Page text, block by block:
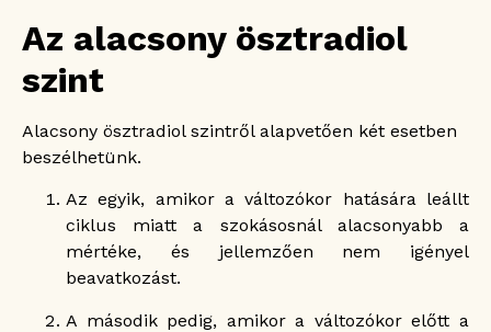
Az alacsony ösztradiol
szint
Alacsony ösztradiol szintről alapvetően két esetben
beszélhetünk.
Az egyik, amikor a változókor hatására leállt
ciklus miatt a szokásosnál alacsonyabb a
mértéke, és jellemzően nem igényel
beavatkozást.
A második pedig, amikor a változókor előtt a